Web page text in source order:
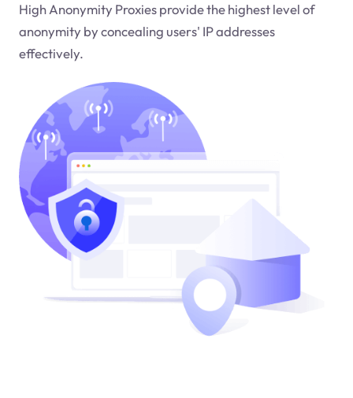
High Anonymity Proxies provide the highest level of
anonymity by concealing users' IP addresses
effectively.